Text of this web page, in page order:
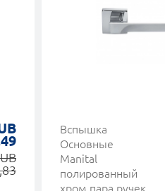
Вспышка
Основные
Manital
полированный
хром пара ручек